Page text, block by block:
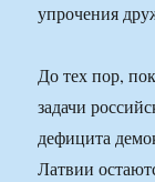
упрочения
До тех пор,
задачи
дефицита
Латвии